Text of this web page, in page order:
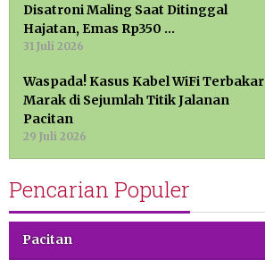
Disatroni Maling Saat Ditinggal
Hajatan, Emas Rp350 …
31 Juli 2026
Waspada! Kasus Kabel WiFi Terbakar
Marak di Sejumlah Titik Jalanan
Pacitan
29 Juli 2026
Pencarian Populer
Pacitan